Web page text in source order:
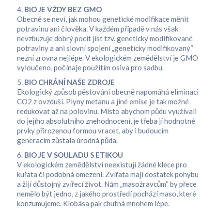
4. BIO JE VŽDY BEZ GMO
Obecně se neví, jak mohou genetické modifikace měnit
potravinu ani člověka. V každém případě v nás však
nevzbuzuje dobrý pocit jíst tzv. geneticky modifikované
potraviny a ani slovní spojení „geneticky modifikovaný“
nezní zrovna nejlépe. V ekologickém zemědělství je GMO
vyloučeno, počínaje použitím osiva pro sadbu.
5. BIO CHRÁNÍ NAŠE ZDROJE
Ekologický způsob pěstování obecně napomáhá eliminaci
CO2 z ovzduší. Plyny metanu a jiné emise je tak možné
redukovat až na polovinu. Místo abychom půdu využívali
do jejího absolutního znehodnocení, je třeba jí hodnotné
prvky přirozenou formou vracet, aby i budoucím
generacím zůstala úrodná půda.
6. BIO JE V SOULADU S ETIKOU
V ekologickém zemědělství neexistují žádné klece pro
kuřata či podobná omezení. Zvířata mají dostatek pohybu
a žijí důstojný zvířecí život. Nám „masožravcům“ by přece
nemělo být jedno, z jakého prostředí pochází maso, které
konzumujeme. Klobása pak chutná mnohem lépe.